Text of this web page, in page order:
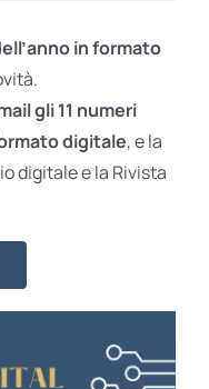
in formato
gli 11 numeri
digitale, e la
digitale e la Rivista